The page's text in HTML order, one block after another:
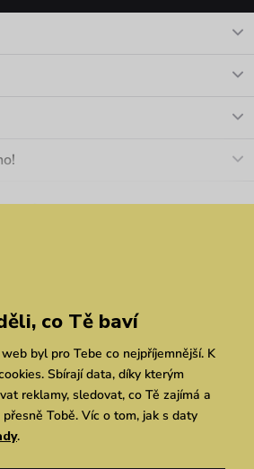
Chrudim
údajů
co Tě baví
byl pro Tebe co nejpříjemnější. K
Sbírají data, díky kterým
reklamy, sledovat, co Tě zajímá a
Tobě. Víc o tom, jak s daty
.